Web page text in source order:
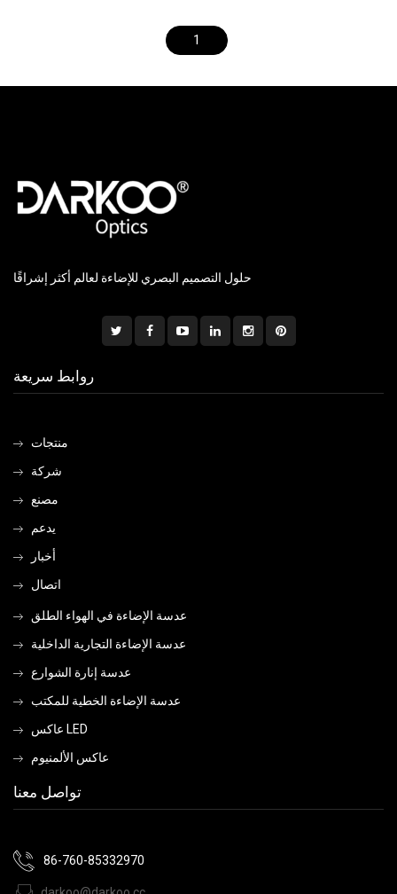
1
حلول التصميم البصري للإضاءة لعالم أكثر إشراقًا
روابط سريعة
منتجات
شركة
مصنع
يدعم
أخبار
اتصال
عدسة الإضاءة في الهواء الطلق
عدسة الإضاءة التجارية الداخلية
عدسة إنارة الشوارع
عدسة الإضاءة الخطية للمكتب
عاكس LED
عاكس الألمنيوم
تواصل معنا
86-760-85332970